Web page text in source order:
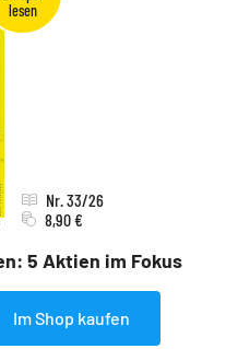
5 Aktien im Fokus
Nr. 33/26
8,90 €
Im Shop kaufen